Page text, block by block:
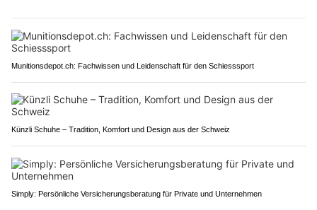
Munitionsdepot.ch: Fachwissen und Leidenschaft für den Schiesssport
Künzli Schuhe – Tradition, Komfort und Design aus der Schweiz
Simply: Persönliche Versicherungsberatung für Private und Unternehmen